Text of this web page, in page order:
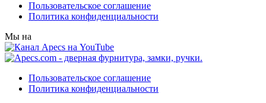
Пользовательское соглашение
Политика конфиденциальности
Мы на
Пользовательское соглашение
Политика конфиденциальности